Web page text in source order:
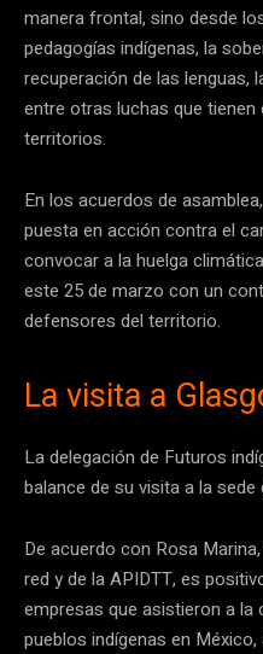
manera frontal, sino desde
pedagogías indígenas, la
recuperación de las lenguas,
entre otras luchas que
territorios.
En los acuerdos de
puesta en acción contra el
convocar a la huelga
este 25 de marzo con un
defensores del territorio.
La visita a
La delegación de Futuros
balance de su visita a la sede
De acuerdo con Rosa
red y de la APIDTT, es
empresas que asistieron a la
pueblos indígenas en